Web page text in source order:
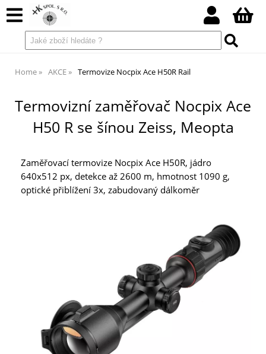
Home AKCE Termovize Nocpix Ace H50R Rail
Termovizní zaměřovač Nocpix Ace
H50 R se šínou Zeiss, Meopta
Zaměřovací termovize Nocpix Ace H50R, jádro
640x512 px, detekce až 2600 m, hmotnost 1090 g,
optické přiblížení 3x, zabudovaný dálkoměr